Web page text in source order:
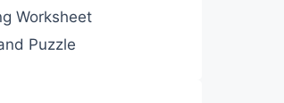
Worksheet
Puzzle